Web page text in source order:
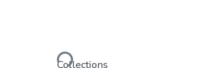
Loading...
Collections